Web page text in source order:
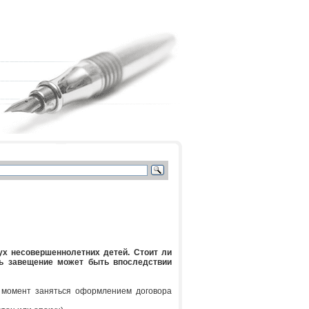
несовершеннолетних детей. Стоит ли
завещение может быть впоследствии
заняться оформлением договора